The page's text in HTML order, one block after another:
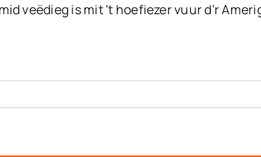
veëdieg is mit 't hoefiezer vuur d'r